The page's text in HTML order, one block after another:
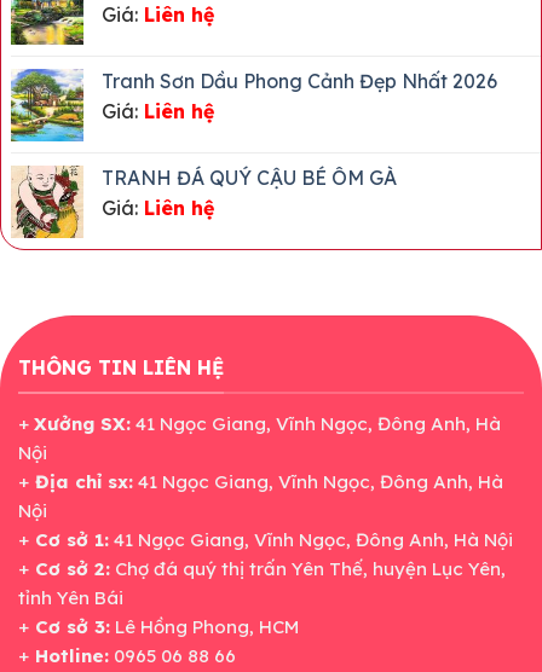
Giá: Liên hệ
Tranh Sơn Dầu Phong Cảnh Đẹp Nhất 2026
Giá: Liên hệ
TRANH ĐÁ QUÝ CẬU BÉ ÔM GÀ
Giá: Liên hệ
THÔNG TIN LIÊN HỆ
+ Xưởng SX: 41 Ngọc Giang, Vĩnh Ngọc, Đông Anh, Hà
Nội
+ Địa chỉ sx: 41 Ngọc Giang, Vĩnh Ngọc, Đông Anh, Hà
Nội
+ Cơ sở 1: 41 Ngọc Giang, Vĩnh Ngọc, Đông Anh, Hà Nội
+ Cơ sở 2: Chợ đá quý thị trấn Yên Thế, huyện Lục Yên,
tỉnh Yên Bái
+ Cơ sở 3: Lê Hồng Phong, HCM
+ Hotline: 0965 06 88 66